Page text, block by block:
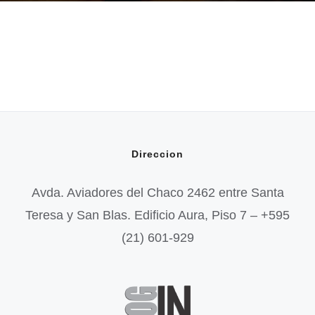
Direccion
Avda. Aviadores del Chaco 2462 entre Santa
Teresa y San Blas. Edificio Aura, Piso 7 – +595
(21) 601-929